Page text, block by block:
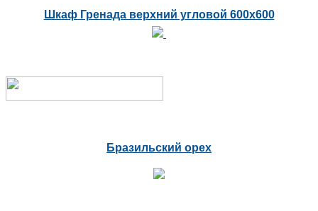
Шкаф Гренада верхний угловой 600х600
Бразильский орех